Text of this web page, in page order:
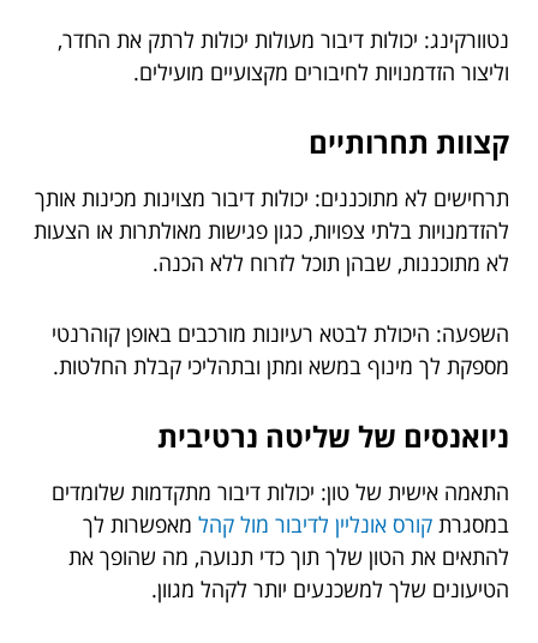
נטוורקינג: יכולות דיבור מעולות יכולות לרתק את החדר,
וליצור הזדמנויות לחיבורים מקצועיים מועילים.
קצוות תחרותיים
תרחישים לא מתוכננים: יכולות דיבור מצוינות מכינות אותך
להזדמנויות בלתי צפויות, כגון פגישות מאולתרות או הצעות
לא מתוכננות, שבהן תוכל לזרוח ללא הכנה.
השפעה: היכולת לבטא רעיונות מורכבים באופן קוהרנטי
מספקת לך מינוף במשא ומתן ובתהליכי קבלת החלטות.
ניואנסים של שליטה נרטיבית
התאמה אישית של טון: יכולות דיבור מתקדמות שלומדים
במסגרת קורס אונליין לדיבור מול קהל מאפשרות לך
להתאים את הטון שלך תוך כדי תנועה, מה שהופך את
הטיעונים שלך למשכנעים יותר לקהל מגוון.